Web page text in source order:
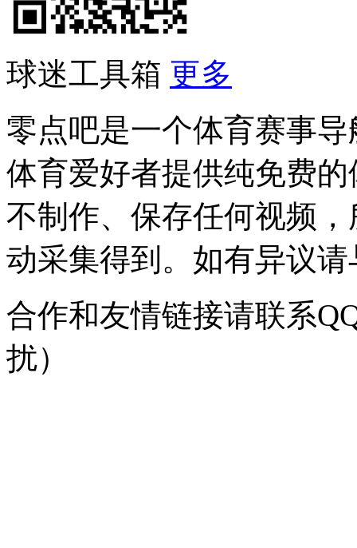
球迷工具箱 更多
零点吧是一个体育赛事
体育爱好者提供纯免费
不制作、保存任何视频
动采集得到。如有异议
合作和友情链接请联系
扰）